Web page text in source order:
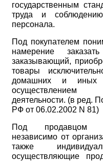
государственным
труда и
персонала.
Под покупателем
намерение
заказывающий,
товары
домашних и иных
осуществлением
деятельности. (в ред.
РФ от 06.02.2002 N 81)
Под продавцом
независимо от
также
осуществляющие